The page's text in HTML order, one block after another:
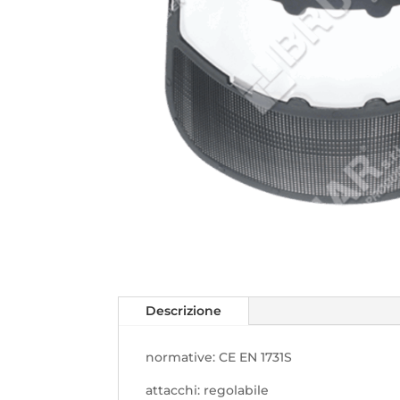
Descrizione
normative: CE EN 1731S
attacchi: regolabile